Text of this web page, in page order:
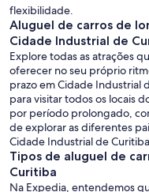
flexibilidade.
Aluguel de carros de
Cidade Industrial de
Explore todas as atrações
oferecer no seu próprio
prazo em Cidade Industrial
para visitar todos os locais
por período prolongado,
de explorar as diferentes
Cidade Industrial de
Tipos de aluguel de
Curitiba
Na Expedia, entendemos